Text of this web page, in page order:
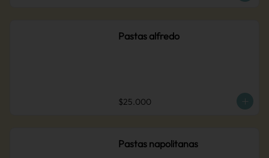
Pastas alfredo
$25.000
Pastas napolitanas